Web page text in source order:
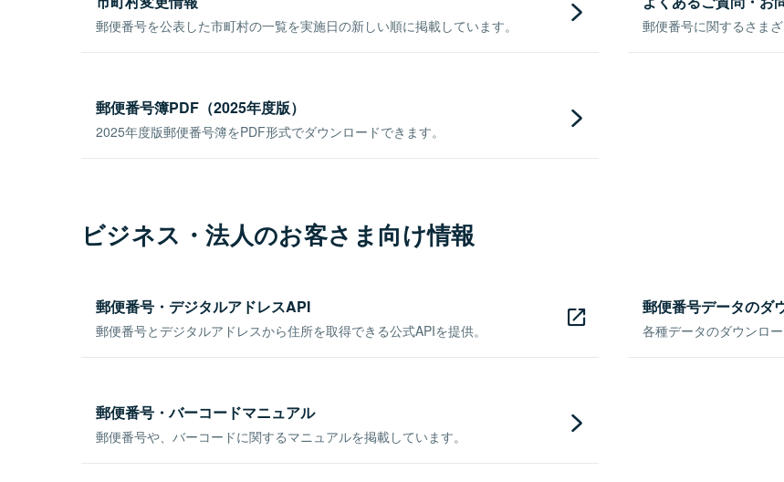
郵便番号を公表した市町村の一覧を実施日の新しい順に掲載しています。 郵便番号に関するさま
郵便番号簿PDF（2025年度版）
2025年度版郵便番号簿をPDF形式でダウンロードできます。
ビジネス・法人のお客さま向け情報
郵便番号・デジタルアドレスAPI
郵便番号とデジタルアドレスから住所を取得できる公式APIを提供。
郵便番号データのダ
各種データのダウンロ
郵便番号・バーコードマニュアル
郵便番号や、バーコードに関するマニュアルを掲載しています。